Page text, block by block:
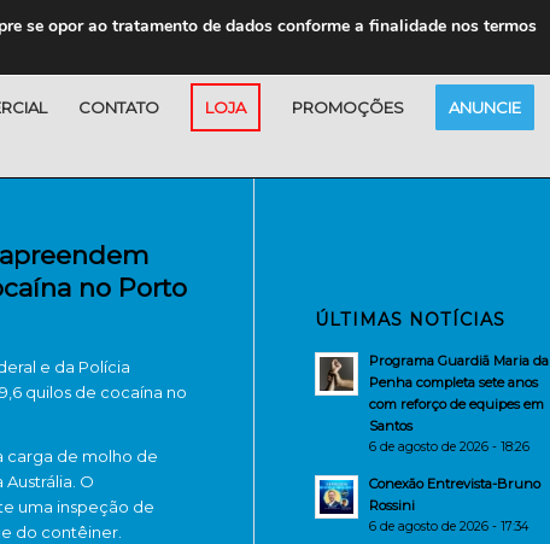
CONTATO LOJA PROMOÇÕES ANUNCIE
no Porto
e da Polícia
quilos de cocaína no
carga de molho de
O
uma inspeção de
do contêiner.
ÚLTIMAS NOTÍCIAS
Programa Guardiã Maria da
Penha completa sete anos
com reforço de equipes em
Santos
6 de agosto de 2026 - 18:26
Conexão Entrevista-Bruno
Rossini
6 de agosto de 2026 - 17:34
se opor ao tratamento de dados conforme a finalidade nos termos